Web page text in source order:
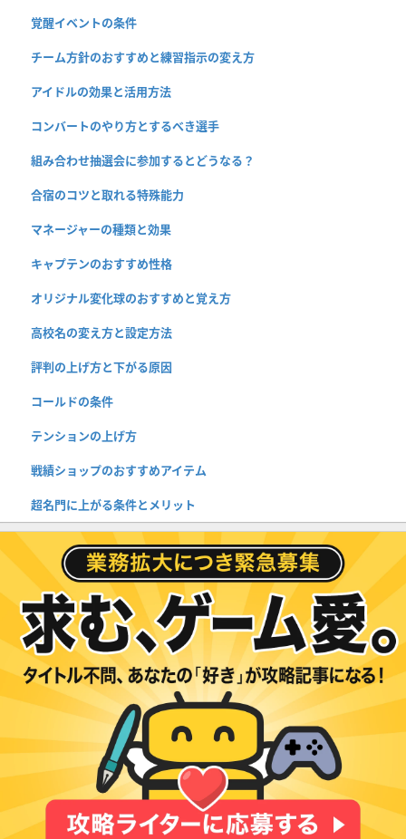
覚醒イベントの条件
チーム方針のおすすめと練習指示の変え方
アイドルの効果と活用方法
コンバートのやり方とするべき選手
組み合わせ抽選会に参加するとどうなる？
合宿のコツと取れる特殊能力
マネージャーの種類と効果
キャプテンのおすすめ性格
オリジナル変化球のおすすめと覚え方
高校名の変え方と設定方法
評判の上げ方と下がる原因
コールドの条件
テンションの上げ方
戦績ショップのおすすめアイテム
超名門に上がる条件とメリット